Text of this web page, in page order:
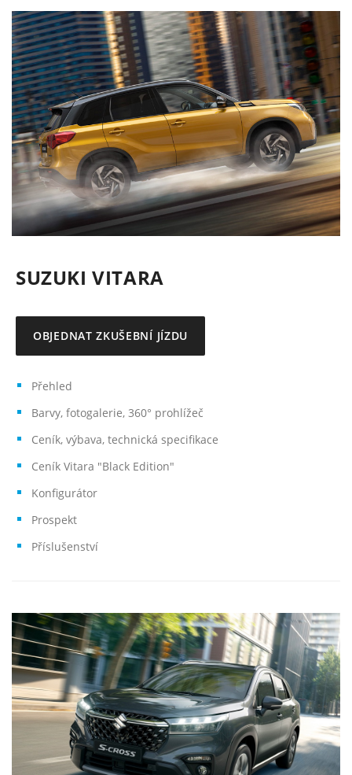
SUZUKI VITARA
OBJEDNAT ZKUŠEBNÍ JÍZDU
Přehled
Barvy, fotogalerie, 360° prohlížeč
Ceník, výbava, technická specifikace
Ceník Vitara "Black Edition"
Konfigurátor
Prospekt
Příslušenství